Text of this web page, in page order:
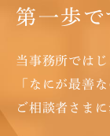
第一歩で
当事務所ではじ
「なにが最善
ご相談者さま